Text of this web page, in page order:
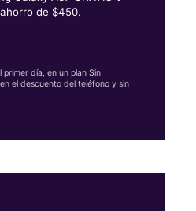
de $450.
día, en un plan Sin
el descuento del teléfono y sin